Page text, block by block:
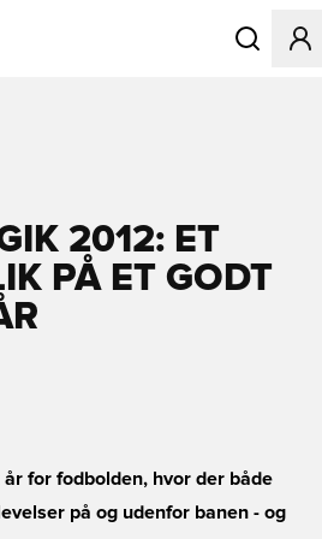
Åbner en
2012: ET
PÅ ET GODT
for fodbolden, hvor der både
på og udenfor banen - og